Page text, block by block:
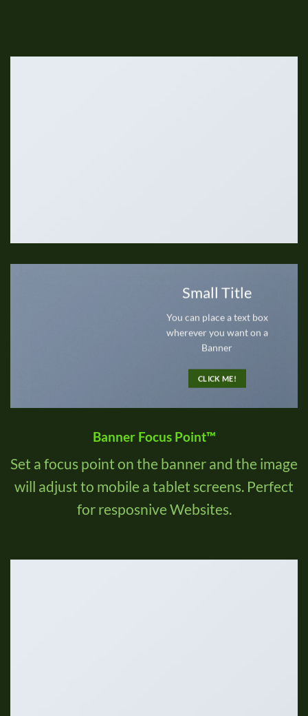
Small Title
You can place a text box
wherever you want on a
Banner
CLICK ME!
Banner Focus Point™
Set a focus point on the banner and the image
will adjust to mobile a tablet screens. Perfect
for resposnive Websites.